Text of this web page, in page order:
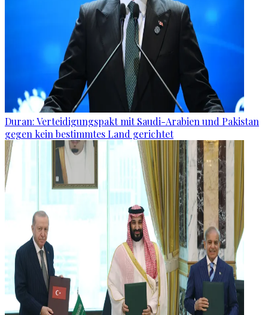
Duran: Verteidigungspakt mit Saudi-Arabien und Pakistan
gegen kein bestimmtes Land gerichtet